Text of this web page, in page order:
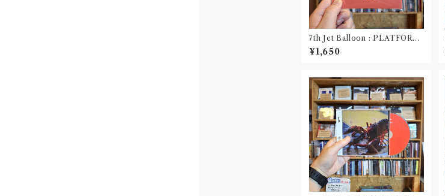
7th Jet Balloon : PLATFORM
SPLIT EP(CD)〝長野〟×〝大阪〟
¥1,650